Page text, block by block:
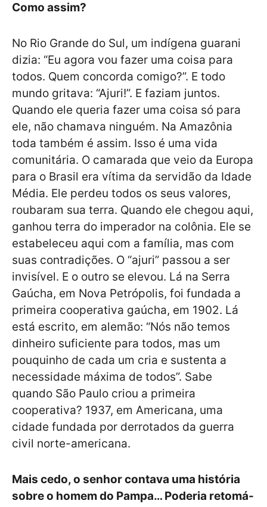
Como assim?
No Rio Grande do Sul, um indígena guarani
dizia: “Eu agora vou fazer uma coisa para
todos. Quem concorda comigo?”. E todo
mundo gritava: “Ajuri!”. E faziam juntos.
Quando ele queria fazer uma coisa só para
ele, não chamava ninguém. Na Amazônia
toda também é assim. Isso é uma vida
comunitária. O camarada que veio da Europa
para o Brasil era vítima da servidão da Idade
Média. Ele perdeu todos os seus valores,
roubaram sua terra. Quando ele chegou aqui,
ganhou terra do imperador na colônia. Ele se
estabeleceu aqui com a família, mas com
suas contradições. O “ajuri” passou a ser
invisível. E o outro se elevou. Lá na Serra
Gaúcha, em Nova Petrópolis, foi fundada a
primeira cooperativa gaúcha, em 1902. Lá
está escrito, em alemão: “Nós não temos
dinheiro suficiente para todos, mas um
pouquinho de cada um cria e sustenta a
necessidade máxima de todos”. Sabe
quando São Paulo criou a primeira
cooperativa? 1937, em Americana, uma
cidade fundada por derrotados da guerra
civil norte-americana.
Mais cedo, o senhor contava uma história
sobre o homem do Pampa… Poderia retomá-